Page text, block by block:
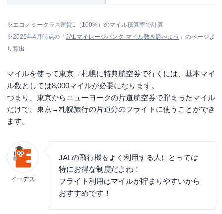
※エコノミークラス運賃1（100%）のマイル積算率で計算
※2025年4月時点の「JALマイレージバンク‐マイル数を調べよう 」のページよ
り算出
マイルを使って東京→札幌に特典航空券で行くには、基本マイ
ル数としては8,000マイルが必要になります。
つまり、東京からニューヨークの片道航空券で貯まったマイル
だけで、東京→札幌旅行の片道分のフライトに使うことができ
ます。
イーデス
JALの飛行機をよく利用する人にとっては
特にお得な制度だよね！
フライト利用はマイルが貯まりやすいから
おすすめです！